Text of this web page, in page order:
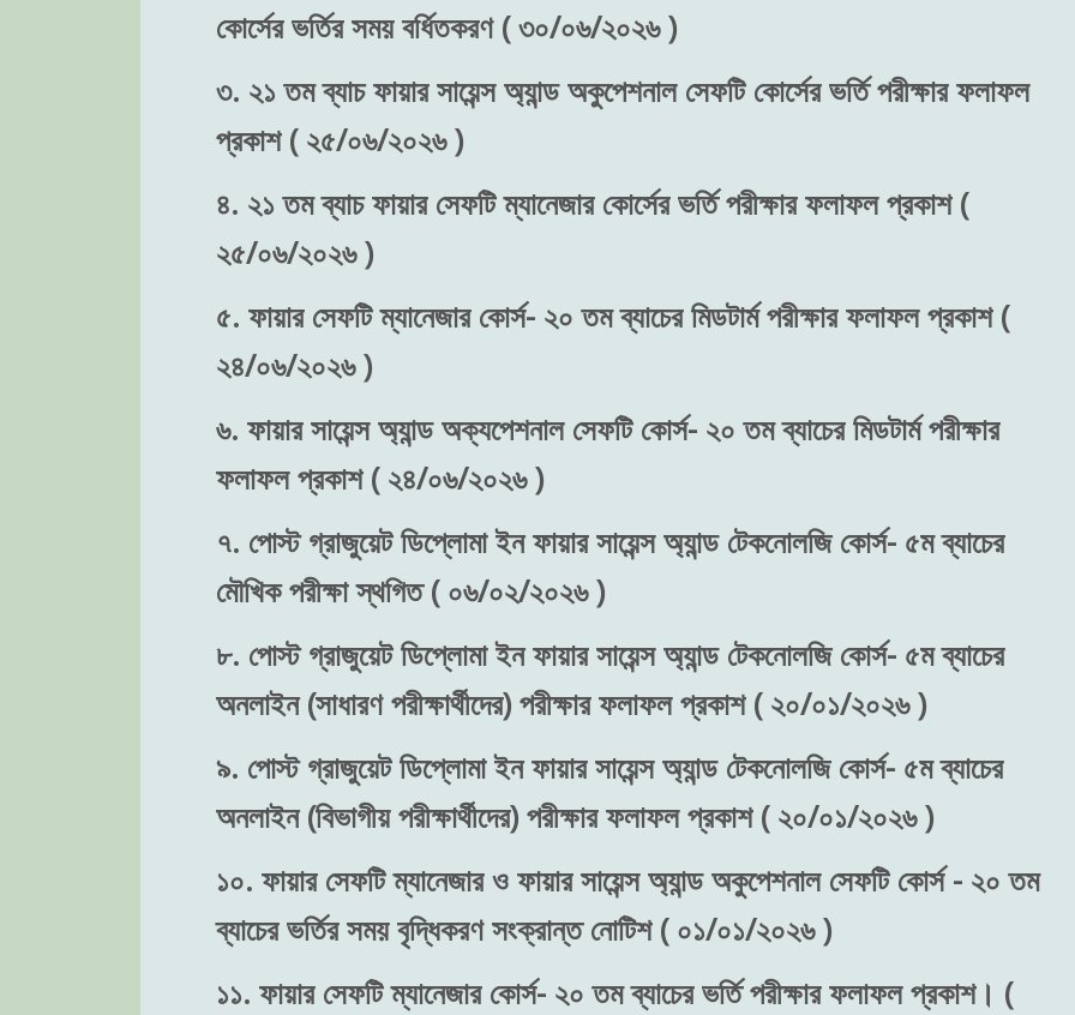
কোর্সের ভর্তির সময় বর্ধিতকরণ ( ৩০/০৬/২০২৬ )
৩. ২১ তম ব্যাচ ফায়ার সায়েন্স অ্যান্ড অকুপেশনাল সেফটি কোর্সের ভর্তি পরীক্ষার ফলাফল
প্রকাশ ( ২৫/০৬/২০২৬ )
৪. ২১ তম ব্যাচ ফায়ার সেফটি ম্যানেজার কোর্সের ভর্তি পরীক্ষার ফলাফল প্রকাশ (
২৫/০৬/২০২৬ )
৫. ফায়ার সেফটি ম্যানেজার কোর্স- ২০ তম ব্যাচের মিডটার্ম পরীক্ষার ফলাফল প্রকাশ (
২৪/০৬/২০২৬ )
৬. ফায়ার সায়েন্স অ্যান্ড অক্যপেশনাল সেফটি কোর্স- ২০ তম ব্যাচের মিডটার্ম পরীক্ষার
ফলাফল প্রকাশ ( ২৪/০৬/২০২৬ )
৭. পোস্ট গ্রাজুয়েট ডিপ্লোমা ইন ফায়ার সায়েন্স অ্যান্ড টেকনোলজি কোর্স- ৫ম ব্যাচের
মৌখিক পরীক্ষা স্থগিত ( ০৬/০২/২০২৬ )
৮. পোস্ট গ্রাজুয়েট ডিপ্লোমা ইন ফায়ার সায়েন্স অ্যান্ড টেকনোলজি কোর্স- ৫ম ব্যাচের
অনলাইন (সাধারণ পরীক্ষার্থীদের) পরীক্ষার ফলাফল প্রকাশ ( ২০/০১/২০২৬ )
৯. পোস্ট গ্রাজুয়েট ডিপ্লোমা ইন ফায়ার সায়েন্স অ্যান্ড টেকনোলজি কোর্স- ৫ম ব্যাচের
অনলাইন (বিভাগীয় পরীক্ষার্থীদের) পরীক্ষার ফলাফল প্রকাশ ( ২০/০১/২০২৬ )
১০. ফায়ার সেফটি ম্যানেজার ও ফায়ার সায়েন্স অ্যান্ড অকুপেশনাল সেফটি কোর্স - ২০ তম
ব্যাচের ভর্তির সময় বৃদ্ধিকরণ সংক্রান্ত নোটিশ ( ০১/০১/২০২৬ )
১১. ফায়ার সেফটি ম্যানেজার কোর্স- ২০ তম ব্যাচের ভর্তি পরীক্ষার ফলাফল প্রকাশ। (